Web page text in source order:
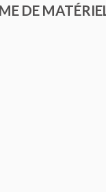
DE